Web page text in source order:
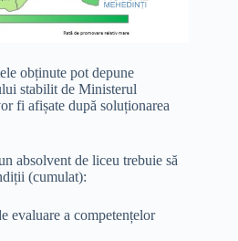
obținute pot depune
stabilit de Ministerul
fi afișate după soluționarea
absolvent de liceu trebuie să
(cumulat):
evaluare a competențelor